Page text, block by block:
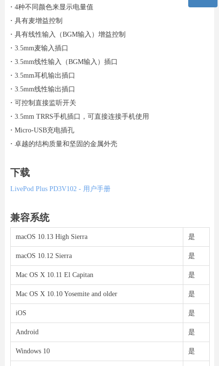
· 4种不同颜色来显示电量值
· 具有麦增益控制
· 具有线性输入（BGM输入）增益控制
· 3.5mm麦输入插口
· 3.5mm线性输入（BGM输入）插口
· 3.5mm耳机输出插口
· 3.5mm线性输出插口
· 可控制直接监听开关
· 3.5mm TRRS手机插口，可直接连接手机使用
· Micro-USB充电插孔
· 卓越的结构质量和坚固的金属外壳
下载
LivePod Plus PD3V102 - 用户手册
兼容系统
macOS 10.13 High Sierra 是
macOS 10.12 Sierra 是
Mac OS X 10.11 El Capitan 是
Mac OS X 10.10 Yosemite and older 是
iOS 是
Android 是
Windows 10 是